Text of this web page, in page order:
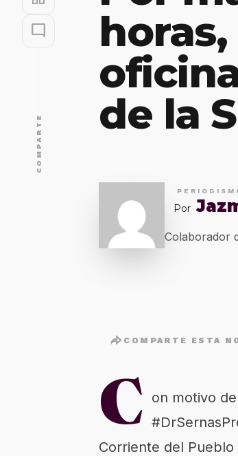
mode_comment
COMPARTE
de la
Por
Colaborador
COMPARTE ESTA
C on motivo
Corriente del